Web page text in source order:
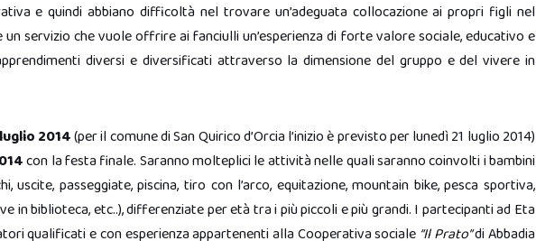
e quindi abbiano difficoltà nel trovare un’adeguata collocazione ai propri figli nel
servizio che vuole offrire ai fanciulli un’esperienza di forte valore sociale, educativo e
diversi e diversificati attraverso la dimensione del gruppo e del vivere in
2014(per il comune di San Quirico d’Orcia l’inizio è previsto per lunedì 21 luglio 2014)
con la festa finale. Saranno molteplici le attività nelle quali saranno coinvolti i bambini
uscite, passeggiate, piscina, tiro con l’arco, equitazione, mountain bike, pesca sportiva,
in biblioteca, etc..), differenziate per età tra i più piccoli e più grandi. I partecipanti ad Eta
qualificati e con esperienza appartenenti alla Cooperativa sociale “Il Prato”di Abbadia